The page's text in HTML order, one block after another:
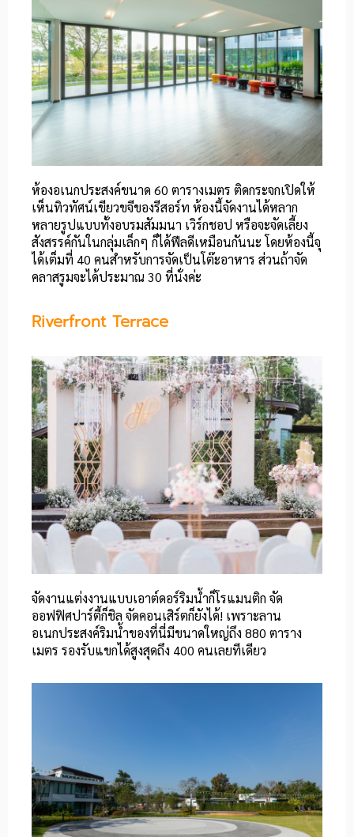
ห้องอเนกประสงค์ขนาด 60 ตารางเมตร ติดกระจกเปิดให้
เห็นทิวทัศน์เขียวขจีของรีสอร์ท ห้องนี้จัดงานได้หลาก
หลายรูปแบบทั้งอบรมสัมมนา เวิร์กชอป หรือจะจัดเลี้ยง
สังสรรค์กันในกลุ่มเล็กๆ ก็ได้ฟีลดีเหมือนกันนะ โดยห้องนี้จุ
ได้เต็มที่ 40 คนสำหรับการจัดเป็นโต๊ะอาหาร ส่วนถ้าจัด
คลาสรูมจะได้ประมาณ 30 ที่นั่งค่ะ
Riverfront Terrace
จัดงานแต่งงานแบบเอาต์ดอร์ริมน้ำก็โรแมนติก จัด
ออฟฟิศปาร์ตี้ก็ชิล จัดคอนเสิร์ตก็ยังได้! เพราะลาน
อเนกประสงค์ริมน้ำของที่นี่มีขนาดใหญ่ถึง 880 ตาราง
เมตร รองรับแขกได้สูงสุดถึง 400 คนเลยทีเดียว